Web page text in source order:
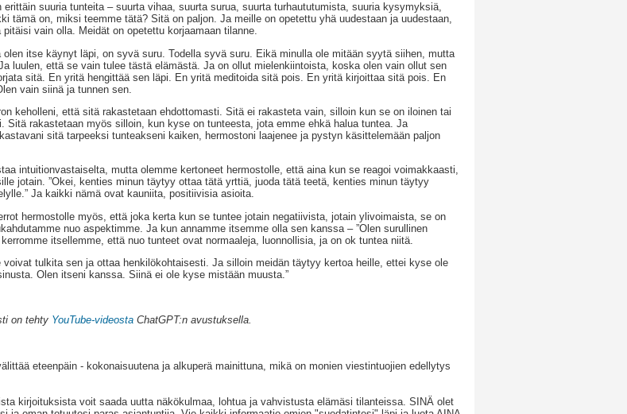
erittäin suuria tunteita – suurta vihaa, suurta surua, suurta turhaututumista, suuria kysymyksiä,
tämä on, miksi teemme tätä? Sitä on paljon. Ja meille on opetettu yhä uudestaan ja uudestaan,
vain olla. Meidät on opetettu korjaamaan tilanne.
itse käynyt läpi, on syvä suru. Todella syvä suru. Eikä minulla ole mitään syytä siihen, mutta
luulen, että se vain tulee tästä elämästä. Ja on ollut mielenkiintoista, koska olen vain ollut sen
sitä. En yritä hengittää sen läpi. En yritä meditoida sitä pois. En yritä kirjoittaa sitä pois. En
vain siinä ja tunnen sen.
keholleni, että sitä rakastetaan ehdottomasti. Sitä ei rakasteta vain, silloin kun se on iloinen tai
Sitä rakastetaan myös silloin, kun kyse on tunteesta, jota emme ehkä halua tuntea. Ja
sitä tarpeeksi tunteakseni kaiken, hermostoni laajenee ja pystyn käsittelemään paljon
intuitionvastaiselta, mutta olemme kertoneet hermostolle, että aina kun se reagoi voimakkaasti,
jotain. ”Okei, kenties minun täytyy ottaa tätä yrttiä, juoda tätä teetä, kenties minun täytyy
Ja kaikki nämä ovat kauniita, positiivisia asioita.
hermostolle myös, että joka kerta kun se tuntee jotain negatiivista, jotain ylivoimaista, se on
nuo aspektimme. Ja kun annamme itsemme olla sen kanssa – ”Olen surullinen
itsellemme, että nuo tunteet ovat normaaleja, luonnollisia, ja on ok tuntea niitä.
tulkita sen ja ottaa henkilökohtaisesti. Ja silloin meidän täytyy kertoa heille, ettei kyse ole
Olen itseni kanssa. Siinä ei ole kyse mistään muusta.”
on tehty YouTube-videosta ChatGPT:n avustuksella.
eteenpäin - kokonaisuutena ja alkuperä mainittuna, mikä on monien viestintuojien edellytys
kirjoituksista voit saada uutta näkökulmaa, lohtua ja vahvistusta elämäsi tilanteissa. SINÄ olet